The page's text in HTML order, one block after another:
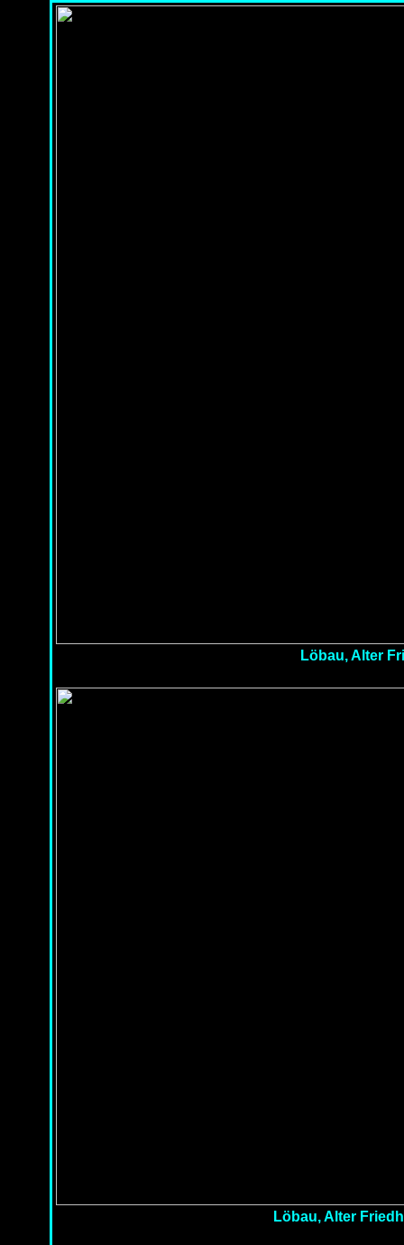
Löbau, Alter
Löbau, Alter